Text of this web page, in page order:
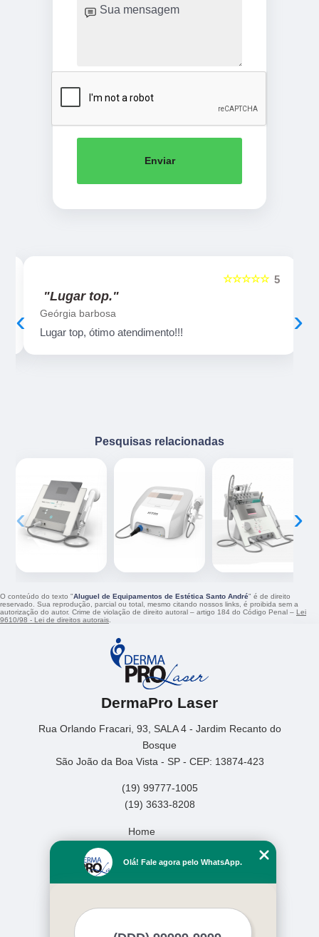
Enviar
5
☆☆☆☆☆
"Lugar top."
Geórgia barbosa
Lugar top, ótimo atendimento!!!
‹ ›
Pesquisas relacionadas
‹ ›
O conteúdo do texto "Aluguel de Equipamentos de Estética Santo André" é de direito
reservado. Sua reprodução, parcial ou total, mesmo citando nossos links, é proibida sem a
autorização do autor. Crime de violação de direito autoral – artigo 184 do Código Penal – Lei
9610/98 - Lei de direitos autorais.
DermaPro Laser
Rua Orlando Fracari, 93, SALA 4 - Jardim Recanto do
Bosque
São João da Boa Vista - SP - CEP: 13874-423
(19) 99777-1005
(19) 3633-8208
Home
Missão
Olá! Fale agora pelo WhatsApp.